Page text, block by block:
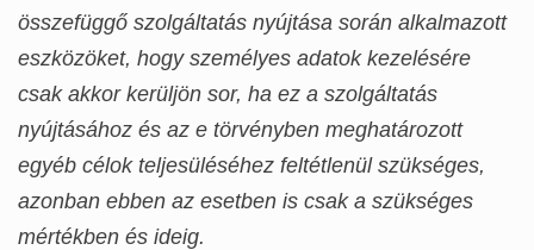
összefüggő szolgáltatás nyújtása során alkalmazott
eszközöket, hogy személyes adatok kezelésére
csak akkor kerüljön sor, ha ez a szolgáltatás
nyújtásához és az e törvényben meghatározott
egyéb célok teljesüléséhez feltétlenül szükséges,
azonban ebben az esetben is csak a szükséges
mértékben és ideig.